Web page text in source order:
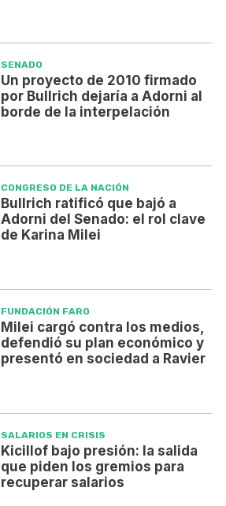
SENADO
Un proyecto de 2010 firmado
por Bullrich dejaría a Adorni al
borde de la interpelación
CONGRESO DE LA NACIÓN
Bullrich ratificó que bajó a
Adorni del Senado: el rol clave
de Karina Milei
FUNDACIÓN FARO
Milei cargó contra los medios,
defendió su plan económico y
presentó en sociedad a Ravier
SALARIOS EN CRISIS
Kicillof bajo presión: la salida
que piden los gremios para
recuperar salarios